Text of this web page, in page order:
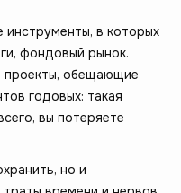
инструменты, в которых
фондовый рынок.
проекты, обещающие
годовых: такая
вы потеряете
но и